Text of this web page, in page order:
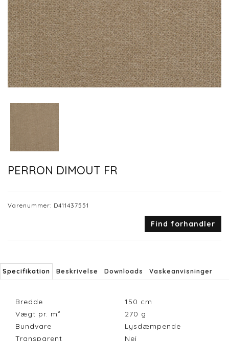
PERRON DIMOUT FR
Varenummer: D411437551
Find forhandler
Specifikation Beskrivelse Downloads Vaskeanvisninger
Bredde 150 cm
Vægt pr. m²
270 g
Bundvare
Lysdæmpende
Transparent
Nej